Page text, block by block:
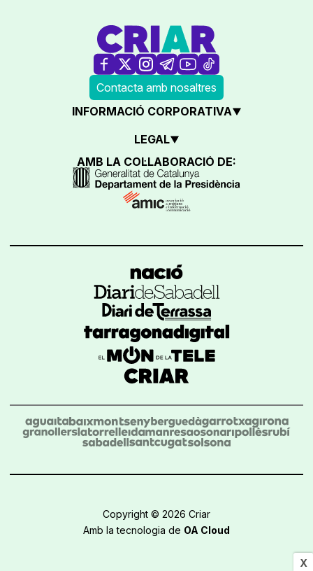
X
Contacta amb nosaltres
INFORMACIÓ CORPORATIVA
LEGAL
AMB LA COL·LABORACIÓ DE:
Copyright © 2026 Criar
Amb la tecnologia de OA Cloud